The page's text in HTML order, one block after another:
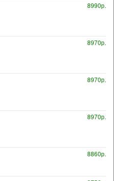
8990р.
8970р.
8970р.
8970р.
8860р.